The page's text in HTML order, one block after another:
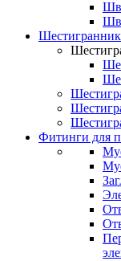
Шестигранник
Фитинги для